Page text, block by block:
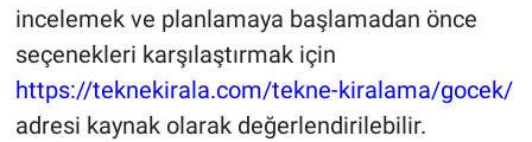
incelemek ve planlamaya başlamadan önce
seçenekleri karşılaştırmak için
https://teknekirala.com/tekne-kiralama/gocek/
adresi kaynak olarak değerlendirilebilir.